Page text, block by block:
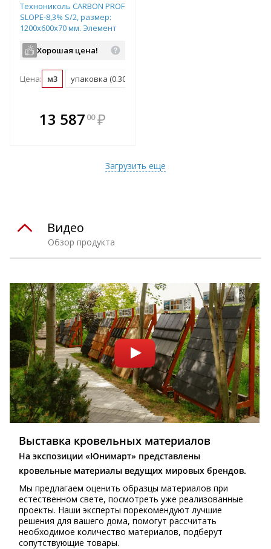
Технониколь CARBON PROF
SLOPE-8,3% S/2, размер:
1200х600х70 мм. Элемент
Хорошая цена!
Цена: м3 упаковка (0.302 м3)
13 587 00 ₽
Загрузить еще
Обзор продукта
Видео
Выставка кровельных материалов
На экспозиции «Юнимарт» представлены
кровельные материалы ведущих мировых брендов.
Мы предлагаем оценить образцы материалов при
естественном свете, посмотреть уже реализованные
проекты. Наши эксперты порекомендуют лучшие
решения для вашего дома, помогут рассчитать
необходимое количество материалов, подберут
сопутствующие товары.